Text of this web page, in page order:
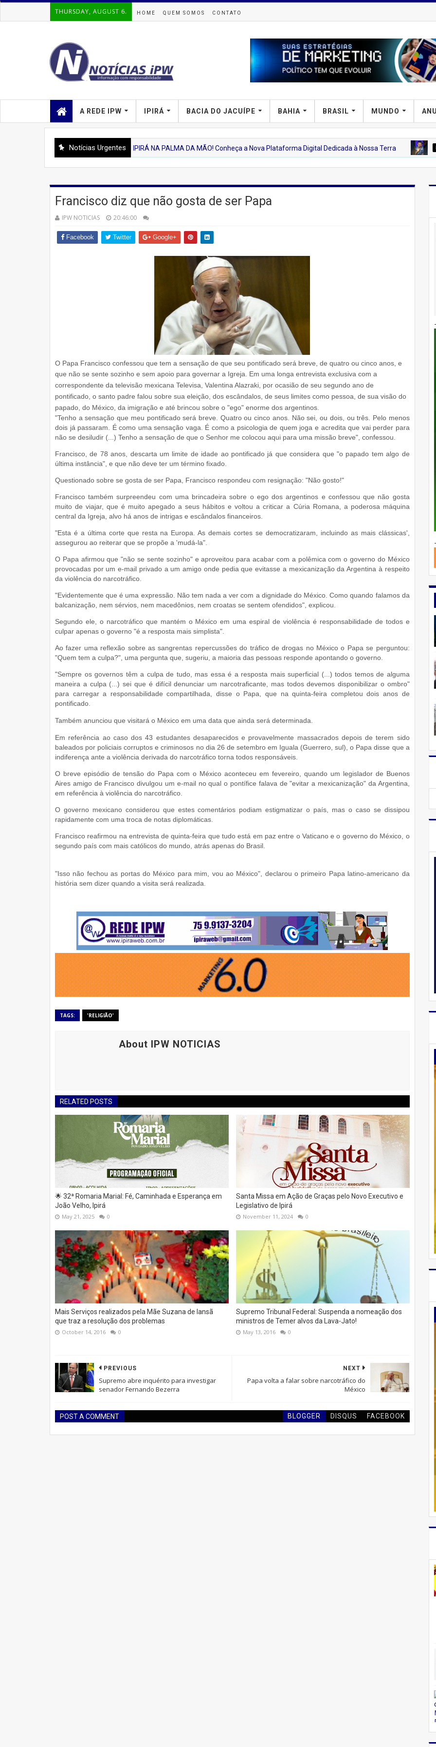
THURSDAY, AUGUST 6. HOME QUEM SOMOS CONTATO
A REDE IPW IPIRÁ BACIA DO JACUÍPE BAHIA BRASIL MUNDO
Notícias Urgentes
'IPIRA' 💻 IPIRÁ NA PALMA DA MÃO! Conheça a Nova Plataforma Digital Dedicada à Nossa Terra DENNY SILVA
Francisco diz que não gosta de ser Papa
IPW NOTICIAS 20:46:00
Facebook Twitter Google+
O Papa Francisco confessou que tem a sensação de que seu pontificado será breve, de quatro ou cinco anos, e
que não se sente sozinho e sem apoio para governar a Igreja. Em uma longa entrevista exclusiva com a
correspondente da televisão mexicana Televisa, Valentina Alazraki, por ocasião de seu segundo ano de
pontificado, o santo padre falou sobre sua eleição, dos escândalos, de seus limites como pessoa, de sua visão do
papado, do México, da imigração e até brincou sobre o "ego" enorme dos argentinos.
"Tenho a sensação que meu pontificado será breve. Quatro ou cinco anos. Não sei, ou dois, ou três. Pelo menos
dois já passaram. É como uma sensação vaga. É como a psicologia de quem joga e acredita que vai perder para
não se desiludir (...) Tenho a sensação de que o Senhor me colocou aqui para uma missão breve", confessou.
Francisco, de 78 anos, descarta um limite de idade ao pontificado já que considera que "o papado tem algo de
última instância", e que não deve ter um término fixado.
Questionado sobre se gosta de ser Papa, Francisco respondeu com resignação: "Não gosto!"
Francisco também surpreendeu com uma brincadeira sobre o ego dos argentinos e confessou que não gosta
muito de viajar, que é muito apegado a seus hábitos e voltou a criticar a Cúria Romana, a poderosa máquina
central da Igreja, alvo há anos de intrigas e escândalos financeiros.
"Esta é a última corte que resta na Europa. As demais cortes se democratizaram, incluindo as mais clássicas',
assegurou ao reiterar que se propõe a 'mudá-la".
O Papa afirmou que "não se sente sozinho" e aproveitou para acabar com a polêmica com o governo do México
provocadas por um e-mail privado a um amigo onde pedia que evitasse a mexicanização da Argentina à respeito
da violência do narcotráfico.
"Evidentemente que é uma expressão. Não tem nada a ver com a dignidade do México. Como quando falamos da
balcanização, nem sérvios, nem macedônios, nem croatas se sentem ofendidos", explicou.
Segundo ele, o narcotráfico que mantém o México em uma espiral de violência é responsabilidade de todos e
culpar apenas o governo "é a resposta mais simplista".
Ao fazer uma reflexão sobre as sangrentas repercussões do tráfico de drogas no México o Papa se perguntou:
"Quem tem a culpa?", uma pergunta que, sugeriu, a maioria das pessoas responde apontando o governo.
"Sempre os governos têm a culpa de tudo, mas essa é a resposta mais superficial (...) todos temos de alguma
maneira a culpa (...) sei que é difícil denunciar um narcotraficante, mas todos devemos disponibilizar o ombro"
para carregar a responsabilidade compartilhada, disse o Papa, que na quinta-feira completou dois anos de
pontificado.
Também anunciou que visitará o México em uma data que ainda será determinada.
Em referência ao caso dos 43 estudantes desaparecidos e provavelmente massacrados depois de terem sido
baleados por policiais corruptos e criminosos no dia 26 de setembro em Iguala (Guerrero, sul), o Papa disse que a
indiferença ante a violência derivada do narcotráfico torna todos responsáveis.
O breve episódio de tensão do Papa com o México aconteceu em fevereiro, quando um legislador de Buenos
Aires amigo de Francisco divulgou um e-mail no qual o pontífice falava de "evitar a mexicanização" da Argentina,
em referência à violência do narcotráfico.
O governo mexicano considerou que estes comentários podiam estigmatizar o país, mas o caso se dissipou
rapidamente com uma troca de notas diplomáticas.
Francisco reafirmou na entrevista de quinta-feira que tudo está em paz entre o Vaticano e o governo do México, o
segundo país com mais católicos do mundo, atrás apenas do Brasil.
"Isso não fechou as portas do México para mim, vou ao México", declarou o primeiro Papa latino-americano da
história sem dizer quando a visita será realizada.
TAGS: 'RELIGIÃO'
About IPW NOTICIAS
RELATED POSTS
🌟 32ª Romaria Marial: Fé, Caminhada e Esperança em
João Velho, Ipirá
May 21, 2025 0
Santa Missa em Ação de Graças pelo Novo Executivo e
Legislativo de Ipirá
November 11, 2024 0
Mais Serviços realizados pela Mãe Suzana de Iansã
que traz a resolução dos problemas
October 14, 2016 0
Supremo Tribunal Federal: Suspenda a nomeação dos
ministros de Temer alvos da Lava-Jato!
May 13, 2016 0
NEXT
Papa volta a falar sobre narcotráfico do
México
PREVIOUS
Supremo abre inquérito para investigar
senador Fernando Bezerra
POST A COMMENT BLOGGER DISQUS FACEBOOK